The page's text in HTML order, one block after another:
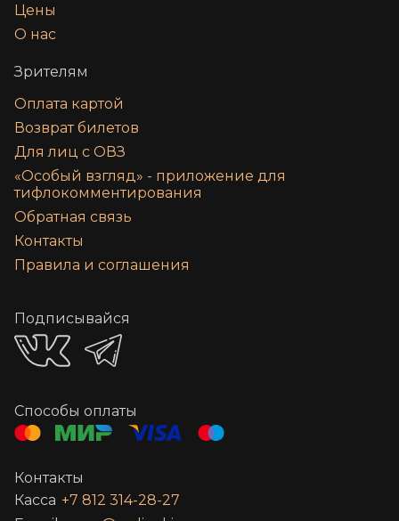
Цены
О нас
Зрителям
Оплата картой
Возврат билетов
Для лиц с ОВЗ
«‎Особый взгляд» - приложение для
тифлокомментирования
Обратная связь
Контакты
Правила и соглашения
Подписывайся
Способы оплаты
Контакты
Касса +7 812 314-28-27